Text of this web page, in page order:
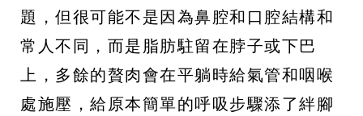
題，但很可能不是因為鼻腔和口腔結構和
常人不同，而是脂肪駐留在脖子或下巴
上，多餘的贅肉會在平躺時給氣管和咽喉
處施壓，給原本簡單的呼吸步驟添了絆腳